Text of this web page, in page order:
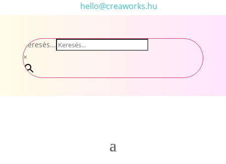
hello@creaworks.hu
Keresés...
×